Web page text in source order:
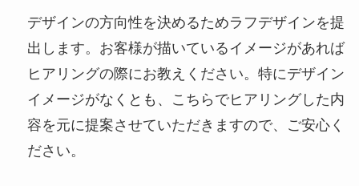
デザインの方向性を決めるためラフデザインを提
出します。お客様が描いているイメージがあれば
ヒアリングの際にお教えください。特にデザイン
イメージがなくとも、こちらでヒアリングした内
容を元に提案させていただきますので、ご安心く
ださい。